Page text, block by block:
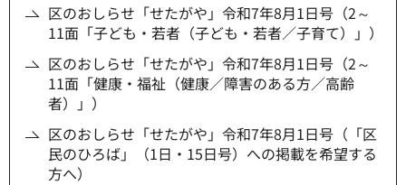
区のおしらせ「せたがや」令和7年8月1日号（2～
11面「子ども・若者（子ども・若者／子育て）」）
区のおしらせ「せたがや」令和7年8月1日号（2～
11面「健康・福祉（健康／障害のある方／高齢
者）」）
区のおしらせ「せたがや」令和7年8月1日号（「区
民のひろば」（1日・15日号）への掲載を希望する
方へ）